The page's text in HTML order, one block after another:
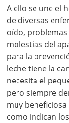
A ello se une el
de diversas
oído,
molestias del
para la
leche tiene la
necesita el
pero siempre
muy
como indican